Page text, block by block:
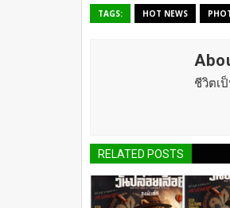
TAGS: HOT NEWS
ชีวิตเ
RELATED POSTS